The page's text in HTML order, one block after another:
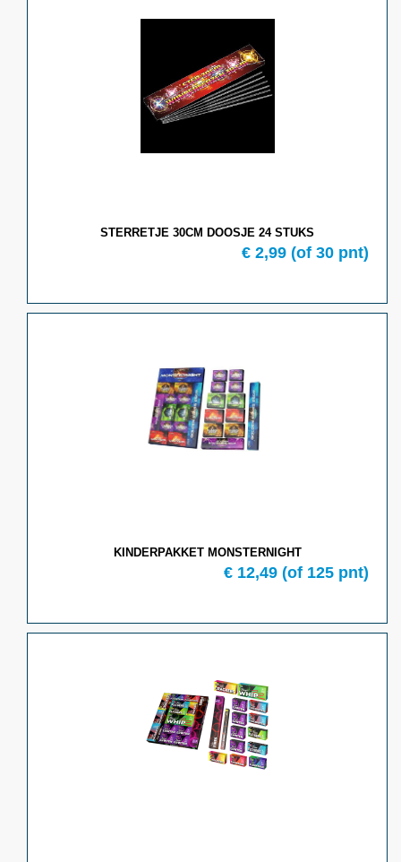
STERRETJE 30CM DOOSJE 24 STUKS
€ 2,99 (of 30 pnt)
KINDERPAKKET MONSTERNIGHT
€ 12,49 (of 125 pnt)